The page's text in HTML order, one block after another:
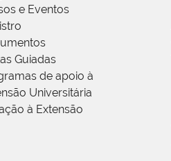
e Eventos
Guiadas
de apoio à
Universitária
à Extensão